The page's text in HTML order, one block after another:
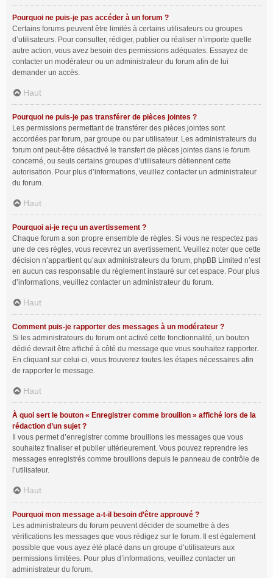
Pourquoi ne puis-je pas accéder à un forum ?
Certains forums peuvent être limités à certains utilisateurs ou groupes
d’utilisateurs. Pour consulter, rédiger, publier ou réaliser n’importe quelle
autre action, vous avez besoin des permissions adéquates. Essayez de
contacter un modérateur ou un administrateur du forum afin de lui
demander un accès.
Haut
Pourquoi ne puis-je pas transférer de pièces jointes ?
Les permissions permettant de transférer des pièces jointes sont
accordées par forum, par groupe ou par utilisateur. Les administrateurs du
forum ont peut-être désactivé le transfert de pièces jointes dans le forum
concerné, ou seuls certains groupes d’utilisateurs détiennent cette
autorisation. Pour plus d’informations, veuillez contacter un administrateur
du forum.
Haut
Pourquoi ai-je reçu un avertissement ?
Chaque forum a son propre ensemble de règles. Si vous ne respectez pas
une de ces règles, vous recevrez un avertissement. Veuillez noter que cette
décision n’appartient qu’aux administrateurs du forum, phpBB Limited n’est
en aucun cas responsable du règlement instauré sur cet espace. Pour plus
d’informations, veuillez contacter un administrateur du forum.
Haut
Comment puis-je rapporter des messages à un modérateur ?
Si les administrateurs du forum ont activé cette fonctionnalité, un bouton
dédié devrait être affiché à côté du message que vous souhaitez rapporter.
En cliquant sur celui-ci, vous trouverez toutes les étapes nécessaires afin
de rapporter le message.
Haut
À quoi sert le bouton « Enregistrer comme brouillon » affiché lors de la
rédaction d’un sujet ?
Il vous permet d’enregistrer comme brouillons les messages que vous
souhaitez finaliser et publier ultérieurement. Vous pouvez reprendre les
messages enregistrés comme brouillons depuis le panneau de contrôle de
l’utilisateur.
Haut
Pourquoi mon message a-t-il besoin d’être approuvé ?
Les administrateurs du forum peuvent décider de soumettre à des
vérifications les messages que vous rédigez sur le forum. Il est également
possible que vous ayez été placé dans un groupe d’utilisateurs aux
permissions limitées. Pour plus d’informations, veuillez contacter un
administrateur du forum.